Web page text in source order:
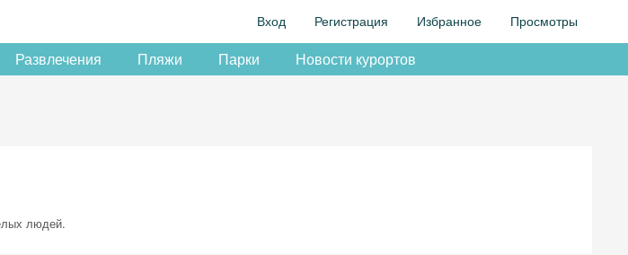
Вход Регистрация Избранное Просмотры
Развлечения Пляжи Парки Новости курортов
людей.